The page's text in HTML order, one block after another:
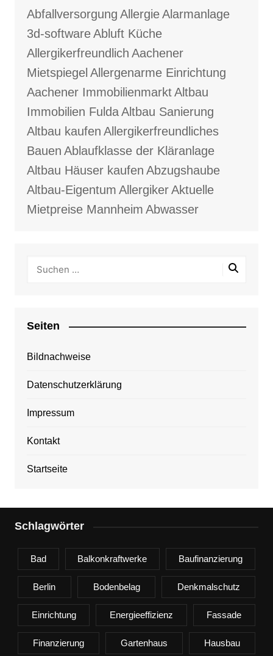
Abfallversorgung AllergieAlarmanlage
3d-softwareAbluft Küche
Allergikerfreundlich Aachener
Mietspiegel Allergenarme Einrichtung
Aachener ImmobilienmarktAltbau
Immobilien FuldaAltbau Sanierung
Altbau kaufen Allergikerfreundliches
Bauen Ablaufklasse der Kläranlage
Altbau Häuser kaufen Abzugshaube
Altbau-Eigentum AllergikerAktuelle
Mietpreise Mannheim Abwasser
Seiten
Bildnachweise
Datenschutzerklärung
Impressum
Kontakt
Startseite
Schlagwörter
Bad Balkonkraftwerke Baufinanzierung
Berlin Bodenbelag Denkmalschutz
Einrichtung Energieeffizienz Fassade
Finanzierung Gartenhaus Hausbau